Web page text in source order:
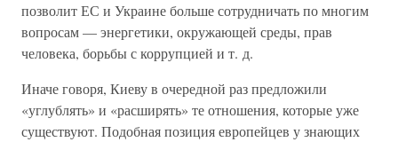
позволит ЕС и Украине больше сотрудничать по многим
вопросам — энергетики, окружающей среды, прав
человека, борьбы с коррупцией и т. д.
Иначе говоря, Киеву в очередной раз предложили
«углублять» и «расширять» те отношения, которые уже
существуют. Подобная позиция европейцев у знающих